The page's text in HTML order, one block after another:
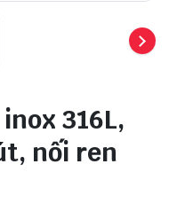
316L,
nối ren